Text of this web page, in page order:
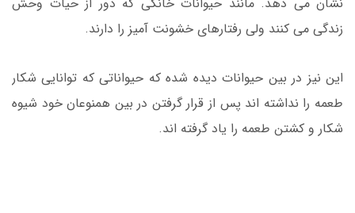
زندگی می کنند ولی رفتارهای خشونت آمیز را دارند.
این نیز در بین حیوانات دیده شده که حیواناتی که توانایی شکار
طعمه را نداشته اند پس از قرار گرفتن در بین همنوعان خود شیوه
شکار و کشتن طعمه را یاد گرفته اند.